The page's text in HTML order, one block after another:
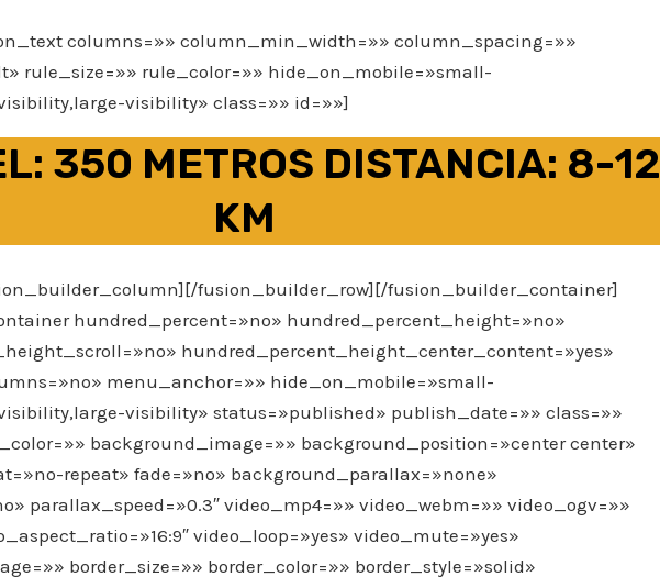
columns=»» column_min_width=»» column_spacing=»»
rule_size=»» rule_color=»» hide_on_mobile=»small-
visibility» class=»» id=»»]
350 METROS DISTANCIA: 8-12
KM
fusion_builder_row][/fusion_builder_container]
hundred_percent=»no» hundred_percent_height=»no»
hundred_percent_height_center_content=»yes»
menu_anchor=»» hide_on_mobile=»small-
visibility» status=»published» publish_date=»» class=»»
background_image=»» background_position=»center center»
repeat» fade=»no» background_parallax=»none»
parallax_speed=»0.3″ video_mp4=»» video_webm=»» video_ogv=»»
video_loop=»yes» video_mute=»yes»
border_size=»» border_color=»» border_style=»solid»